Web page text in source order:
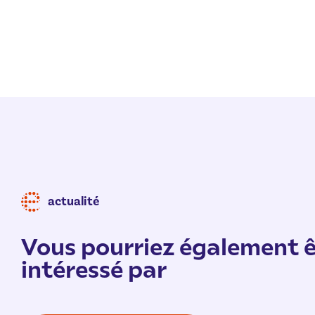
actualité
Vous pourriez également
intéressé par